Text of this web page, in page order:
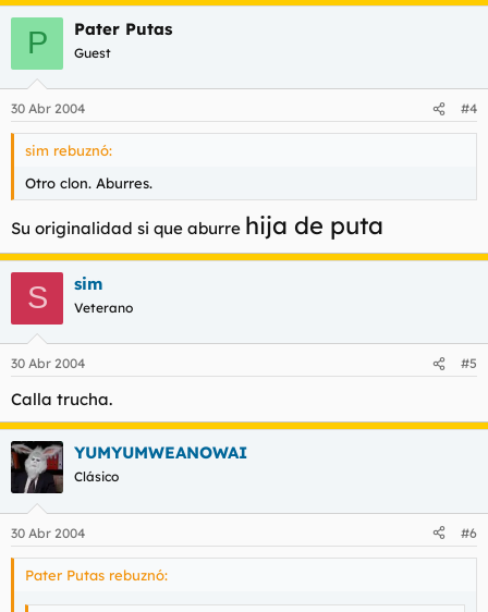
P Pater Putas
Guest
30 Abr 2004 #4
sim rebuznó:
Otro clon. Aburres.
Su originalidad si que aburre hija de puta
S sim
Veterano
30 Abr 2004 #5
Calla trucha.
YUMYUMWEANOWAI
Clásico
30 Abr 2004 #6
Pater Putas rebuznó: